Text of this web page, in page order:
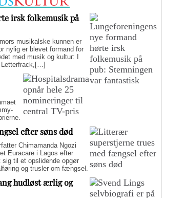
irsk folkemusik på
musikalske kunnen er
nylig er blevet formand for
med musik og kultur: I
Letterfrack,[…]
efter søns død
Chimamanda Ngozi
Euracare i Lagos efter
til et opslidende opgør
og trusler om fængsel.
hudløst ærlig og